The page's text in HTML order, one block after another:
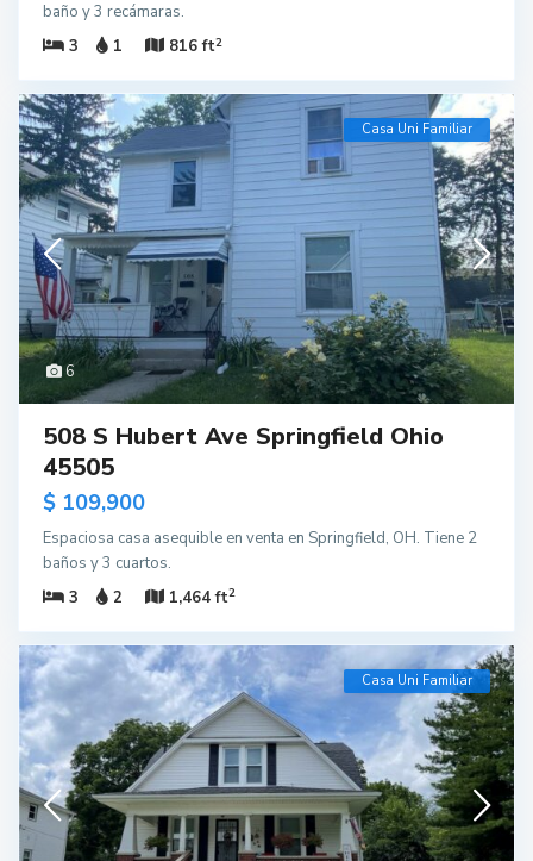
baño y 3 recámaras.
3
1 816 ft2
6
Casa Uni Familiar
508 S Hubert Ave Springfield Ohio
45505
$ 109,900
Espaciosa casa asequible en venta en Springfield, OH. Tiene 2
baños y 3 cuartos.
3
2 1,464 ft2
Casa Uni Familiar